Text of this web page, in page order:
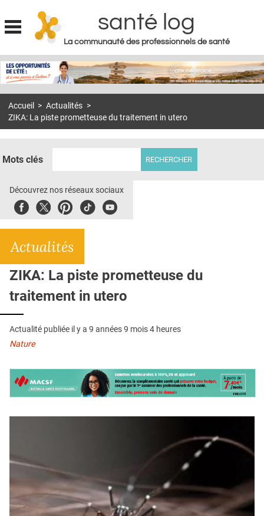
Jump to navigation
santé log
La communauté des professionnels de santé
MON COMPTE
S'ABONNER À LA REVUE SOIN À DOMICILE
DOSSIERS
E-REVUE SAD
L'APP
QUI SOMMES-NOUS ?
PUBLICITÉ
CONDITIONS GÉNÉRALES
CONTACT
Accueil > Actualités >
ZIKA: La piste prometteuse du traitement in utero
Mots clés
Découvrez nos réseaux sociaux
FacebookTwitterPinterest
TiktokYoubute
Actualités
ZIKA: La piste prometteuse du
traitement in utero
Actualité publiée il y a 9 années 9 mois 4 heures
Nature